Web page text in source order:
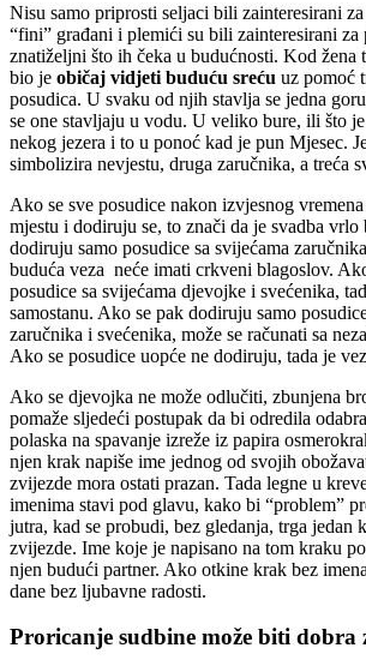
Nisu samo priprosti seljaci bili zainteresirani
“fini” građani i plemići su bili zainteresirani za
znatiželjni što ih čeka u budućnosti. Kod žena
bio je običaj vidjeti buduću sreću uz pomoć
posudica. U svaku od njih stavlja se jedna
se one stavljaju u vodu. U veliko bure, ili što
nekog jezera i to u ponoć kad je pun Mjesec.
simbolizira nevjestu, druga zaručnika, a treća
Ako se sve posudice nakon izvjesnog
mjestu i dodiruju se, to znači da je svadba
dodiruju samo posudice sa svijećama
buduća veza neće imati crkveni blagoslov.
posudice sa svijećama djevojke i svećenika,
samostanu. Ako se pak dodiruju samo
zaručnika i svećenika, može se računati sa
Ako se posudice uopće ne dodiruju, tada je
Ako se djevojka ne može odlučiti, zbunjena
pomaže sljedeći postupak da bi odredila
polaska na spavanje izreže iz papira
njen krak napiše ime jednog od svojih
zvijezde mora ostati prazan. Tada legne u
imenima stavi pod glavu, kako bi “problem”
jutra, kad se probudi, bez gledanja, trga jedan
zvijezde. Ime koje je napisano na tom kraku
njen budući partner. Ako otkine krak bez
dane bez ljubavne radosti.
Proricanje sudbine može biti dobra